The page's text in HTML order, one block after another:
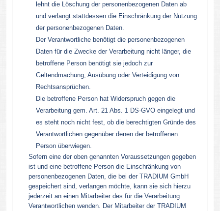
lehnt die Löschung der personenbezogenen Daten ab
und verlangt stattdessen die Einschränkung der Nutzung
der personenbezogenen Daten.
Der Verantwortliche benötigt die personenbezogenen
Daten für die Zwecke der Verarbeitung nicht länger, die
betroffene Person benötigt sie jedoch zur
Geltendmachung, Ausübung oder Verteidigung von
Rechtsansprüchen.
Die betroffene Person hat Widerspruch gegen die
Verarbeitung gem. Art. 21 Abs. 1 DS-GVO eingelegt und
es steht noch nicht fest, ob die berechtigten Gründe des
Verantwortlichen gegenüber denen der betroffenen
Person überwiegen.
Sofern eine der oben genannten Voraussetzungen gegeben
ist und eine betroffene Person die Einschränkung von
personenbezogenen Daten, die bei der TRADIUM GmbH
gespeichert sind, verlangen möchte, kann sie sich hierzu
jederzeit an einen Mitarbeiter des für die Verarbeitung
Verantwortlichen wenden. Der Mitarbeiter der TRADIUM